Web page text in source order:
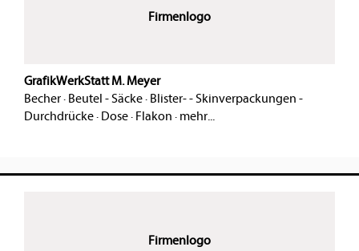
Firmenlogo
GrafikWerkStatt M. Meyer
Becher· Beutel - Säcke· Blister- - Skinverpackungen -
Durchdrücke· Dose· Flakon · mehr...
Firmenlogo